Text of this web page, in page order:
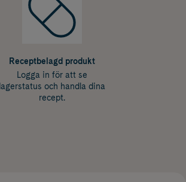
Receptbelagd produkt
Logga in för att se
lagerstatus och handla dina
recept.